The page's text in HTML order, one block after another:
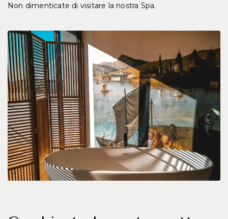
Non dimenticate di visitare la nostra Spa.